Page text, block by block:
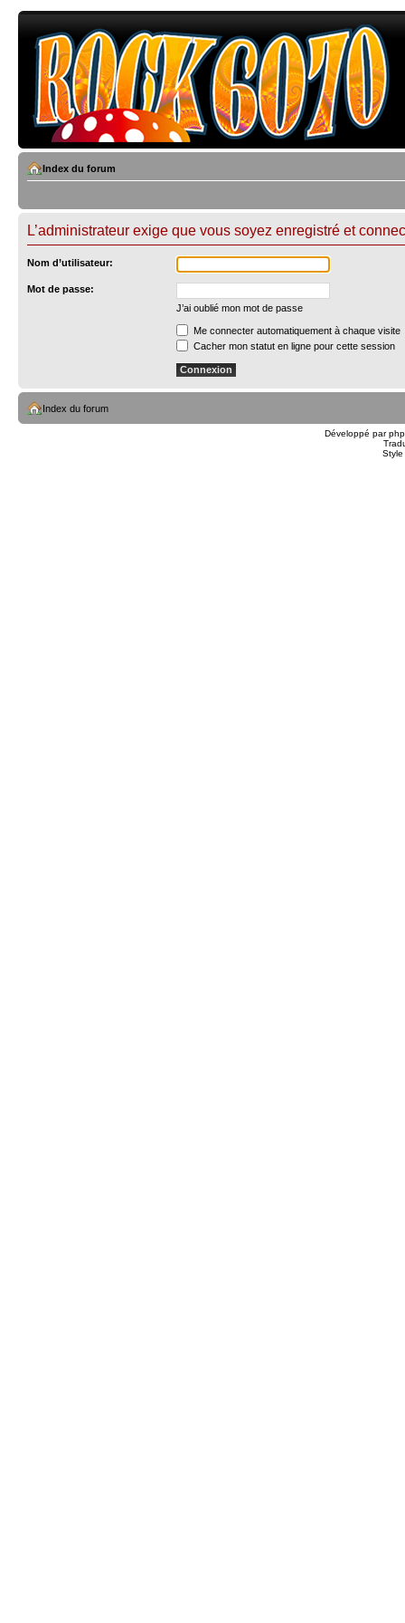
Index du forum
L’administrateur exige que vous soyez enregistré et
Nom d’utilisateur:
Mot de passe:
J’ai oublié mon mot de passe
Me connecter automatiquement à chaque visite
Cacher mon statut en ligne pour cette session
Index du forum
Développé par
Style